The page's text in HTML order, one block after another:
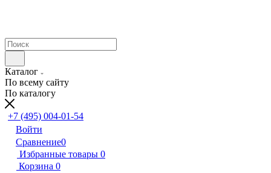
Каталог
По всему сайту
По каталогу
+7 (495) 004-01-54
Войти
Сравнение0
Избранные товары 0
Корзина 0